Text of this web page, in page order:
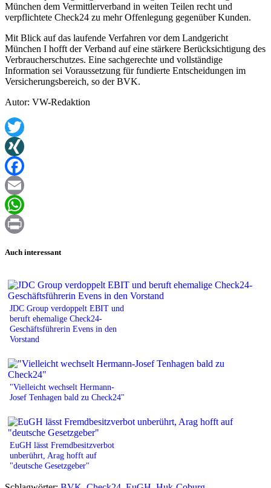
München dem Vermittlerverband in weiten Teilen recht und
verpflichtete Check24 zu mehr Offenlegung gegenüber Kunden.
Mit Blick auf das laufende Verfahren vor dem Landgericht
München I hofft der Verband auf eine stärkere Berücksichtigung des
Verbraucherschutzes. Eine sachgerechte und vollständige
Information sei Voraussetzung für fundierte Entscheidungen im
Versicherungsbereich, so der BVK.
Autor: VW-Redaktion
Twitter
XING
Facebook
Email
WhatsApp
Auch interessant
JDC Group verdoppelt EBIT und
beruft ehemalige Check24-
Geschäftsführerin Evens in den
Vorstand
"Vielleicht wechselt Hermann-
Josef Tenhagen bald zu Check24"
EuGH lässt Fremdbesitzverbot
unberührt, Arag hofft auf
"deutsche Gesetzgeber"